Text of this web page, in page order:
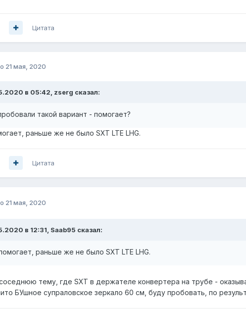
Цитата
21 мая, 2020
в 05:42, zserg сказал:
такой вариант - помогает?
раньше же не было SXT LTE LHG.
Цитата
21 мая, 2020
в 12:31, Saab95 сказал:
раньше же не было SXT LTE LHG.
тему, где SXT в держателе конвертера на трубе -
БУшное супраловское зеркало 60 см, буду пробовать, по